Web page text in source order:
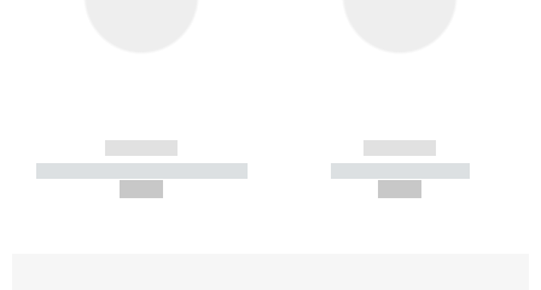
------------
----------- ----------- -----------
------------
----------- -----------